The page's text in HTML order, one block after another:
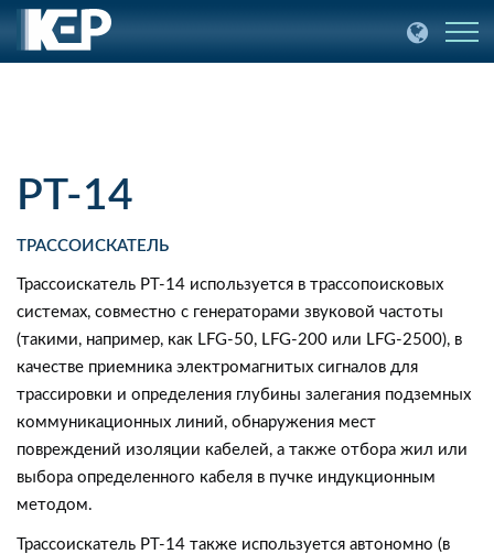
PT-14
ТРАССОИСКАТЕЛЬ
Трассоискатель PT-14 используется в трассопоисковых
системах, совместно с генераторами звуковой частоты
(такими, например, как LFG-50, LFG-200 или LFG-2500), в
качестве приемника электромагнитых сигналов для
трассировки и определения глубины залегания подземных
коммуникационных линий, обнаружения мест
повреждений изоляции кабелей, а также отбора жил или
выбора определенного кабеля в пучке индукционным
методом.
Трассоискатель PT-14 также используется автономно (в